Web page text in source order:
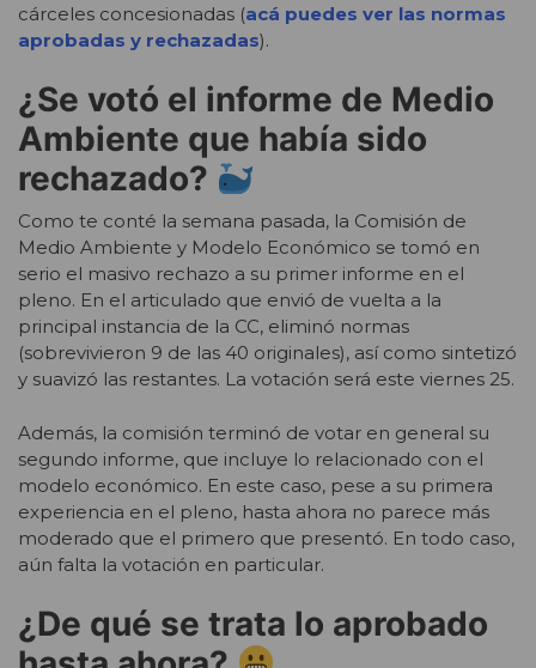
cárceles concesionadas (acá puedes ver las normas
aprobadas y rechazadas).
¿Se votó el informe de Medio
Ambiente que había sido
rechazado?
Como te conté la semana pasada, la Comisión de
Medio Ambiente y Modelo Económico se tomó en
serio el masivo rechazo a su primer informe en el
pleno. En el articulado que envió de vuelta a la
principal instancia de la CC, eliminó normas
(sobrevivieron 9 de las 40 originales), así como sintetizó
y suavizó las restantes. La votación será este viernes 25.
Además, la comisión terminó de votar en general su
segundo informe, que incluye lo relacionado con el
modelo económico. En este caso, pese a su primera
experiencia en el pleno, hasta ahora no parece más
moderado que el primero que presentó. En todo caso,
aún falta la votación en particular.
¿De qué se trata lo aprobado